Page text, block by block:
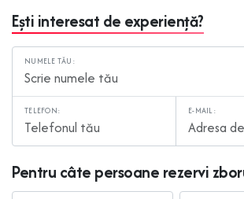
Ești interesat de experiență?
NUMELE TĂU:
TELEFON: E-MAIL:
Pentru câte persoane rezervi